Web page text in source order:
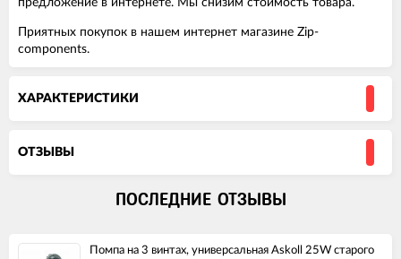
предложение в интернете. Мы снизим стоимость товара.
Приятных покупок в нашем интернет магазине Zip-
components.
ХАРАКТЕРИСТИКИ
ОТЗЫВЫ
ПОСЛЕДНИЕ ОТЗЫВЫ
Помпа на 3 винтах, универсальная Askoll 25W старого